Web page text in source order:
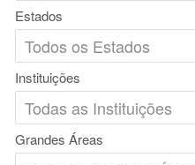
Estados
Instituições
Grandes Áreas